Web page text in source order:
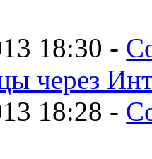
18:30 -
через
18:28 -